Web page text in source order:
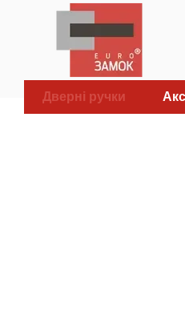
Перейти до основного контенту
Дверні ручки